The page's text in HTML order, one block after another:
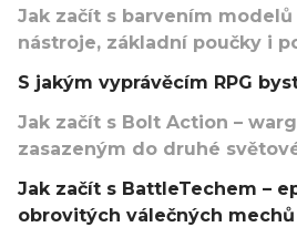
Jak začít s barvením modelů
nástroje, základní poučky i
S jakým vyprávěcím RPG
Jak začít s Bolt Action –
zasazeným do druhé
Jak začít s BattleTechem –
obrovitých válečných mechů